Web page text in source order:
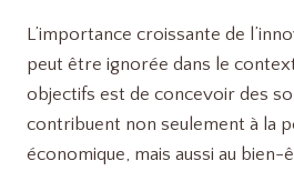
L’importance croissante de
peut être ignorée dans le
objectifs est de concevoir des
contribuent non seulement à la
économique, mais aussi au bien-